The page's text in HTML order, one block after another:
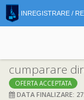
INREGISTRARE /
cumparare
OFERTA ACCEPTATA
DATA FINALIZARE:
DATE